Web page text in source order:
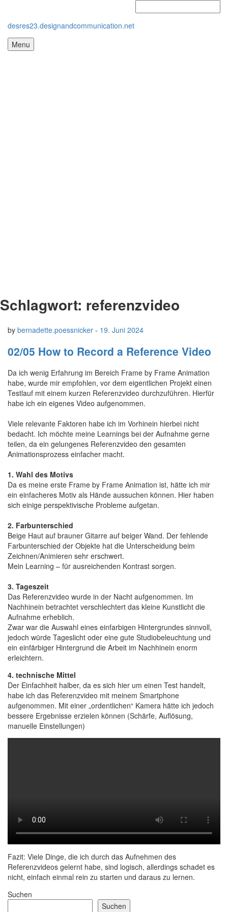
desres23.designandcommunication.net
Menu
Schlagwort: referenzvideo
by bernadette.poessnicker - 19. Juni 2024
02/05 How to Record a Reference Video
Da ich wenig Erfahrung im Bereich Frame by Frame Animation
habe, wurde mir empfohlen, vor dem eigentlichen Projekt einen
Testlauf mit einem kurzen Referenzvideo durchzuführen. Hierfür
habe ich ein eigenes Video aufgenommen.
Viele relevante Faktoren habe ich im Vorhinein hierbei nicht
bedacht. Ich möchte meine Learnings bei der Aufnahme gerne
teilen, da ein gelungenes Referenzvideo den gesamten
Animationsprozess einfacher macht.
1. Wahl des Motivs
Da es meine erste Frame by Frame Animation ist, hätte ich mir
ein einfacheres Motiv als Hände aussuchen können. Hier haben
sich einige perspektivische Probleme aufgetan.
2. Farbunterschied
Beige Haut auf brauner Gitarre auf beiger Wand. Der fehlende
Farbunterschied der Objekte hat die Unterscheidung beim
Zeichnen/Animieren sehr erschwert.
Mein Learning – für ausreichenden Kontrast sorgen.
3. Tageszeit
Das Referenzvideo wurde in der Nacht aufgenommen. Im
Nachhinein betrachtet verschlechtert das kleine Kunstlicht die
Aufnahme erheblich.
Zwar war die Auswahl eines einfarbigen Hintergrundes sinnvoll,
jedoch würde Tageslicht oder eine gute Studiobeleuchtung und
ein einfärbiger Hintergrund die Arbeit im Nachhinein enorm
erleichtern.
4. technische Mittel
Der Einfachheit halber, da es sich hier um einen Test handelt,
habe ich das Referenzvideo mit meinem Smartphone
aufgenommen. Mit einer „ordentlichen“ Kamera hätte ich jedoch
bessere Ergebnisse erzielen können (Schärfe, Auflösung,
manuelle Einstellungen)
Fazit: Viele Dinge, die ich durch das Aufnehmen des
Referenzvideos gelernt habe, sind logisch, allerdings schadet es
nicht, einfach einmal rein zu starten und daraus zu lernen.
Suchen
Suchen